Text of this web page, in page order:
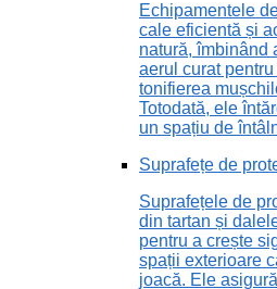
Echipamentele
cale eficientă și
natură, îmbinând
aerul curat
tonifierea
Totodată, ele
un spațiu de
Suprafețe de
Suprafețele de
din tartan și
pentru a crește
spații exterioare
joacă. Ele